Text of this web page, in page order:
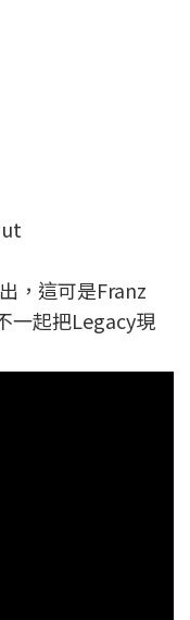
，這可是Franz
一起把Legacy現